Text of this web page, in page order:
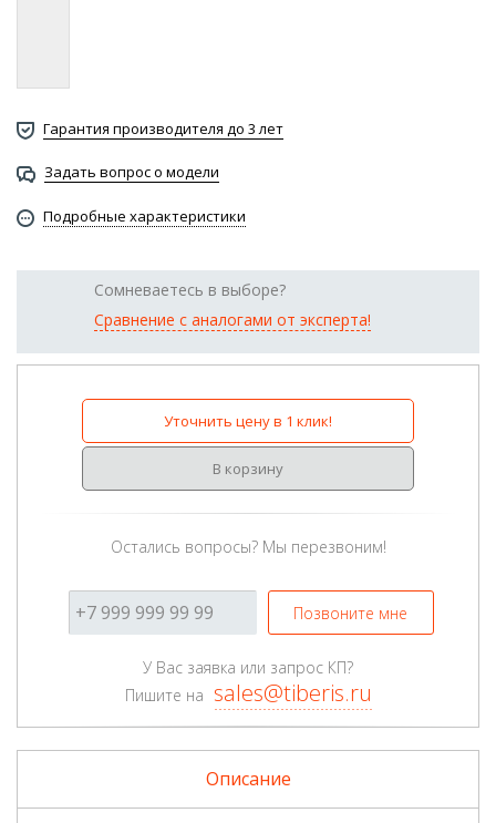
Гарантия производителя до 3 лет
Задать вопрос о модели
Подробные характеристики
Сомневаетесь в выборе?
Сравнение с аналогами от эксперта!
Уточнить цену в 1 клик!
В корзину
Остались вопросы? Мы перезвоним!
Позвоните мне
У Вас заявка или запрос КП?
Пишите на sales@tiberis.ru
Описание